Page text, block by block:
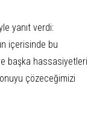
yanıt verdi:
içerisinde bu
başka hassasiyetleri
çözeceğimizi